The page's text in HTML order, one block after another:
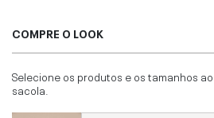
COMPRE O LOOK
Selecione os produtos e os tamanhos
sacola.